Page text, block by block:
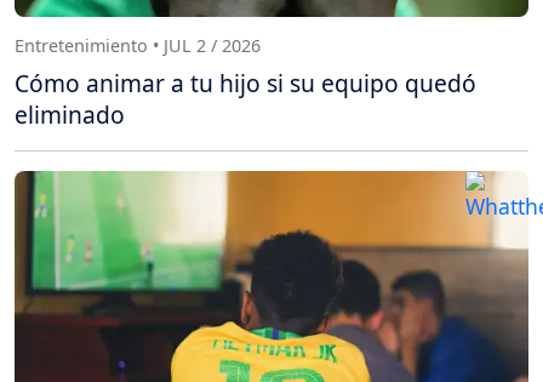
Entretenimiento • JUL 2 / 2026
Cómo animar a tu hijo si su equipo quedó
eliminado